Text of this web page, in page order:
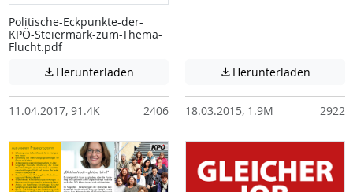
Politische-Eckpunkte-der-
KPÖ-Steiermark-zum-Thema-
Flucht.pdf
 Herunterladen Achtung: Diese Datei enthält unter
11.04.2017, 91.4K 2406
 Herunterladen
18.03.2015, 1.9M 2922